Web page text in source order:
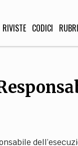
RIVISTE CODICI
Politica,